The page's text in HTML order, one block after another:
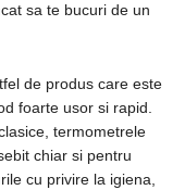
sa te bucuri de un
de produs care este
foarte usor si rapid.
termometrele
chiar si pentru
cu privire la igiena,